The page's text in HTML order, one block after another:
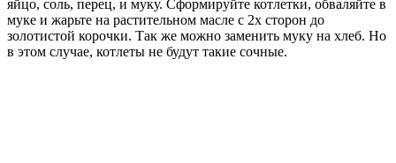
яйцо, соль, перец, и муку. Сформируйте котлетки, обваляйте в
муке и жарьте на растительном масле с 2х сторон до
золотистой корочки. Так же можно заменить муку на хлеб. Но
в этом случае, котлеты не будут такие сочные.